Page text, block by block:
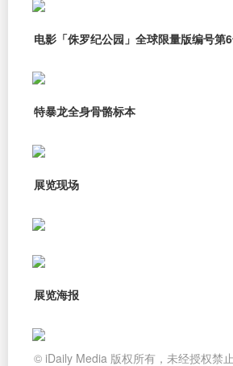
电影「侏罗纪公园」全球限量版编号第
特暴龙全身骨骼标本
展览现场
展览海报
© iDaily Media 版权所有，未经授权禁止